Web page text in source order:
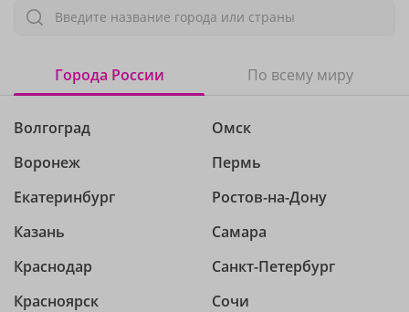
Введите название города или страны
Города России По всему миру
Волгоград
Воронеж
Екатеринбург
Казань
Краснодар
Красноярск
Омск
Пермь
Ростов-на-Дону
Самара
Санкт-Петербург
Сочи